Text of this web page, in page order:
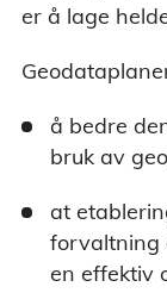
er å lage
å bedre
bruk av
at
forvaltning
en effektiv